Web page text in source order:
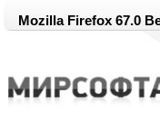
Mozilla Firefox 67.0